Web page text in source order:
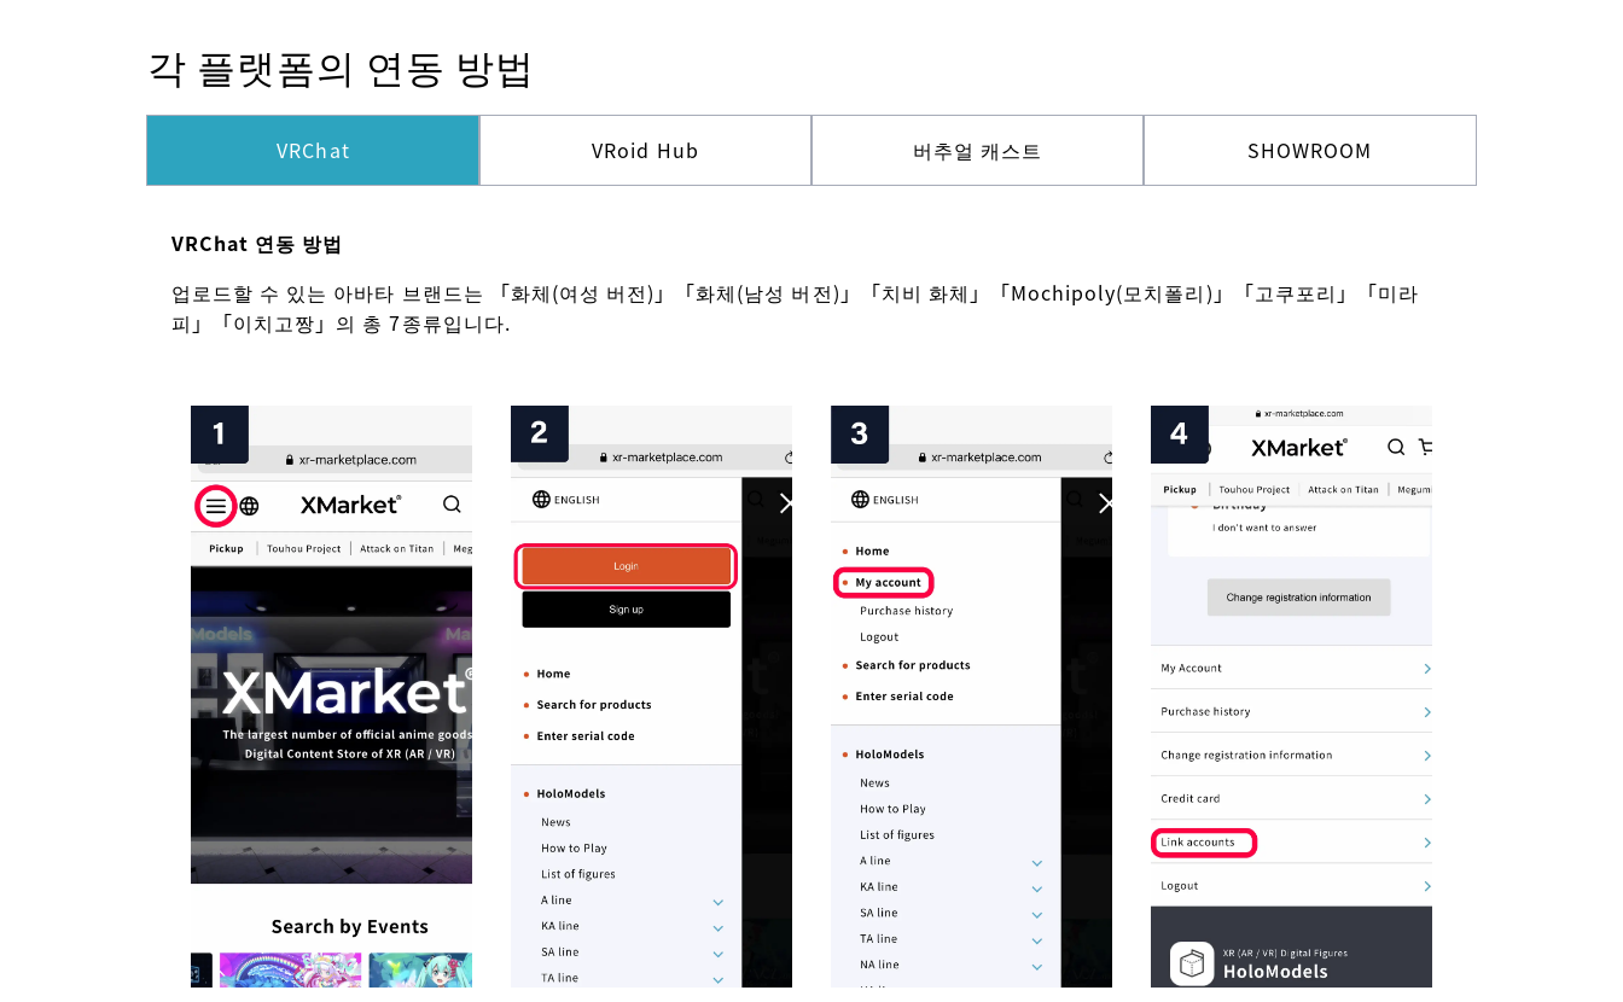
각 플랫폼의 연동 방법
VRChat VRoid Hub 버추얼 캐스트 SHOWROOM
VRChat 연동 방법
업로드할 수 있는 아바타 브랜드는 「화체(여성 버전)」「화체(남성 버전)」「치비 화체」「Mochipoly(모치폴리)」「고쿠포리」「미라
피」「이치고짱」의 총 7종류입니다.